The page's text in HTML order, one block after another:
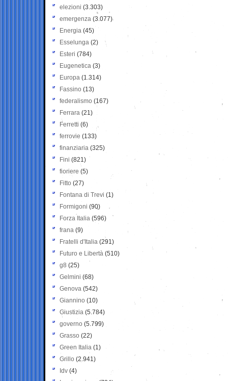
elezioni (3.303)
emergenza (3.077)
Energia (45)
Esselunga (2)
Esteri (784)
Eugenetica (3)
Europa (1.314)
Fassino (13)
federalismo (167)
Ferrara (21)
Ferretti (6)
ferrovie (133)
finanziaria (325)
Fini (821)
fioriere (5)
Fitto (27)
Fontana di Trevi (1)
Formigoni (90)
Forza Italia (596)
frana (9)
Fratelli d'Italia (291)
Futuro e Libertà (510)
g8 (25)
Gelmini (68)
Genova (542)
Giannino (10)
Giustizia (5.784)
governo (5.799)
Grasso (22)
Green Italia (1)
Grillo (2.941)
Idv (4)